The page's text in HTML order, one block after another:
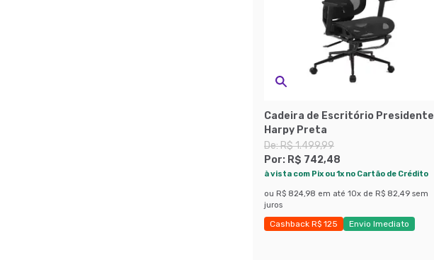
Cadeira de Escritório Presidente
Harpy Preta
De:R$ 1.499,99
Por: R$ 742,48
à vista com Pix ou 1x no Cartão de Crédito
ou R$ 824,98 em até 10x de R$ 82,49 sem
juros
Cashback R$ 125
Envio Imediato